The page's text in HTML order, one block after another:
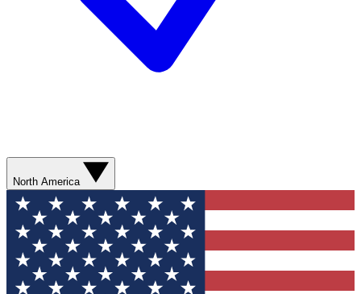
North America